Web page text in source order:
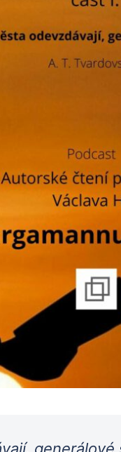
generálové